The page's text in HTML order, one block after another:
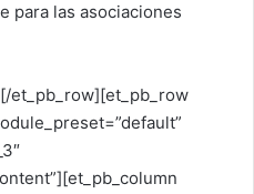
para las asociaciones
et_pb_row][et_pb_row